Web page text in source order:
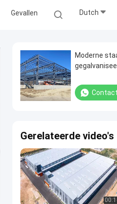
Gevallen Dutch
Moderne
Gerelateerde video's